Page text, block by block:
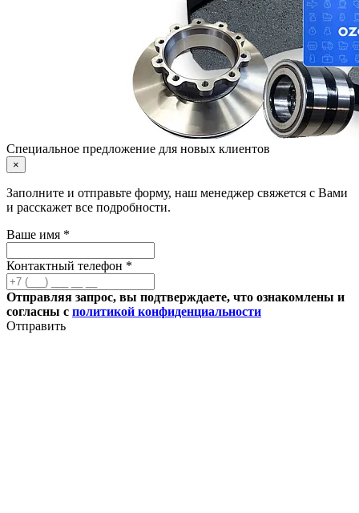
Специальное предложение для новых клиентов
×
Заполните и отправьте форму, наш менеджер свяжется с Вами
и расскажет все подробности.
Ваше имя *
Контактный телефон *
Отправляя запрос, вы подтверждаете, что ознакомлены и
согласны с политикой конфиденциальности
Отправить